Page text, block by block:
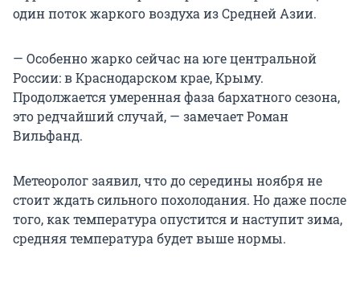
один поток жаркого воздуха из Средней Азии.
— Особенно жарко сейчас на юге центральной
России: в Краснодарском крае, Крыму.
Продолжается умеренная фаза бархатного сезона,
это редчайший случай, — замечает Роман
Вильфанд.
Метеоролог заявил, что до середины ноября не
стоит ждать сильного похолодания. Но даже после
того, как температура опустится и наступит зима,
средняя температура будет выше нормы.